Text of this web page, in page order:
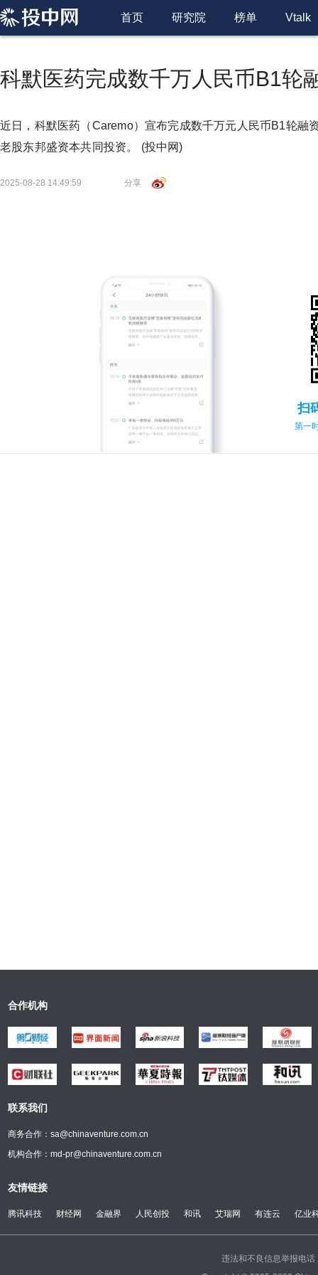
首页 研究院 榜单 Vtalk
科默医药完成数千万人民币B1轮
近日，科默医药（Caremo）宣布完成数千万元人民币B1轮融
老股东邦盛资本共同投资。 (投中网)
2025-08-28 14:49:59 分享
扫
第一
合作机构
联系我们
商务合作：sa@chinaventure.com.cn
机构合作：md-pr@chinaventure.com.cn
友情链接
腾讯科技 财经网 金融界 人民创投 和讯 艾瑞网 有连云 亿业
违法和不良信息举报电